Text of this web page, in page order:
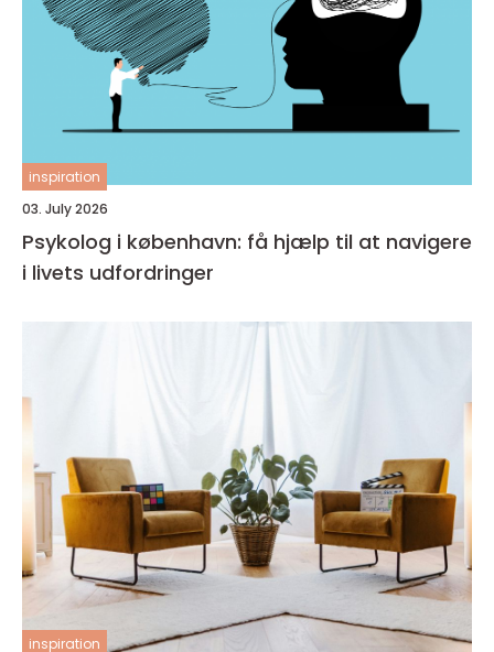
inspiration
03. July 2026
Psykolog i københavn: få hjælp til at navigere
i livets udfordringer
inspiration